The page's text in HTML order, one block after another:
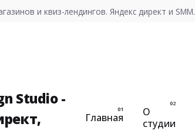
и квиз-лендингов. Яндекс директ и SMM.
Главная
О
студии